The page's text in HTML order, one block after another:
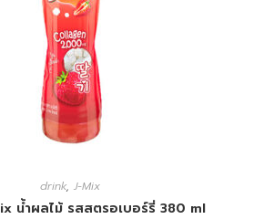
drink, J-Mix
น้ำผลไม้ รสสตรอเบอร์รี่ 380 ml